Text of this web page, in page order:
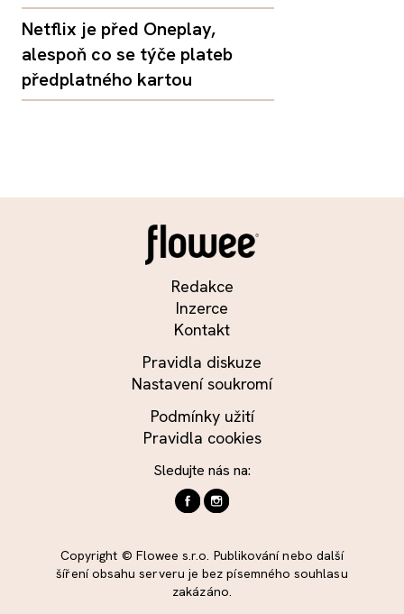
Netflix je před Oneplay,
alespoň co se týče plateb
předplatného kartou
Redakce
Inzerce
Kontakt
Pravidla diskuze
Nastavení soukromí
Podmínky užití
Pravidla cookies
Sledujte nás na:
Copyright © Flowee s.r.o. Publikování nebo další
šíření obsahu serveru je bez písemného souhlasu
zakázáno.